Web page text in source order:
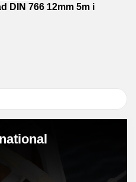
DIN 766 12mm 5m i